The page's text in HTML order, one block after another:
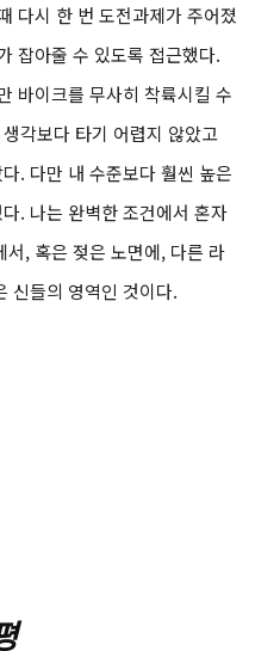
다시 한 번 도전과제가 주어졌
잡아줄 수 있도록 접근했다.
바이크를 무사히 착륙시킬 수
각보다 타기 어렵지 않았고
. 다만 내 수준보다 훨씬 높은
. 나는 완벽한 조건에서 혼자
, 혹은 젖은 노면에, 다른 라
신들의 영역인 것이다.